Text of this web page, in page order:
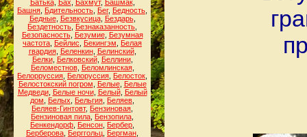
Батька, Бах Бахмут, Башмак,
Башня Бдительность Бег, Бедность
Бедные, Безвкусица, Бездарь,
Бездетность Безнаказанность
Безопасность, Безумие, Безумная
частота Бейлис Бекингэм
Белая
гвардия, Беленкин, Белинский,
Белки, Белковский, Беллини,
Беломестнов, Беломлинская,
Белорруссия Белоруссия Белосток
Белостокский погром
Белые, Белые
Медведи, Белые ночи, Белый, Белый
дом
Белых Бельгия Беляев
Беляев-Гинтовт, Бензиновая
Бензиновая пила Бензопила
Бенкендорф Бенсон Бербер
Берберова Берггольц Бергман